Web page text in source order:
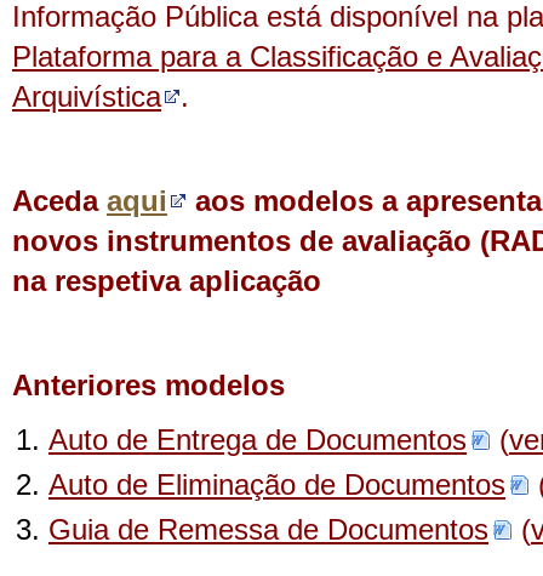
Informação Pública está disponível na
Plataforma para a Classificação e
Arquivística
.
Aceda aqui
aos modelos a
novos instrumentos de avaliação
na respetiva aplicação
Anteriores modelos
Auto de Entrega de Documentos
(
Auto de Eliminação de Documentos
Guia de Remessa de Documentos
(